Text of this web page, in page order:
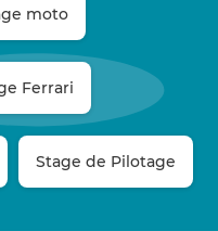
moto
Ferrari
Stage de Pilotage